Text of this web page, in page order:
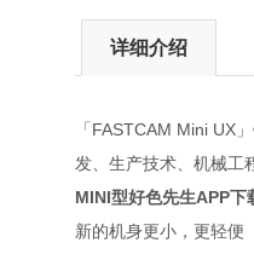
详细介绍
「FASTCAM Mini UX」针
发、生产技术、机械工程
MINI型好色先生APP下
新的机身更小，更轻便